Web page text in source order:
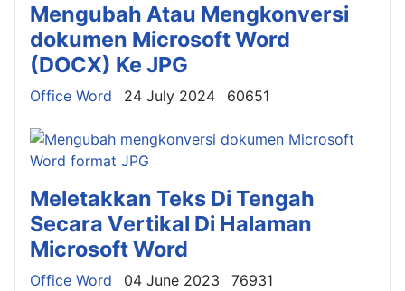
Mengubah Atau Mengkonversi
dokumen Microsoft Word
(DOCX) Ke JPG
Details
Office Word 24 July 2024 60651
Meletakkan Teks Di Tengah
Secara Vertikal Di Halaman
Microsoft Word
Details
Office Word 04 June 2023 76931